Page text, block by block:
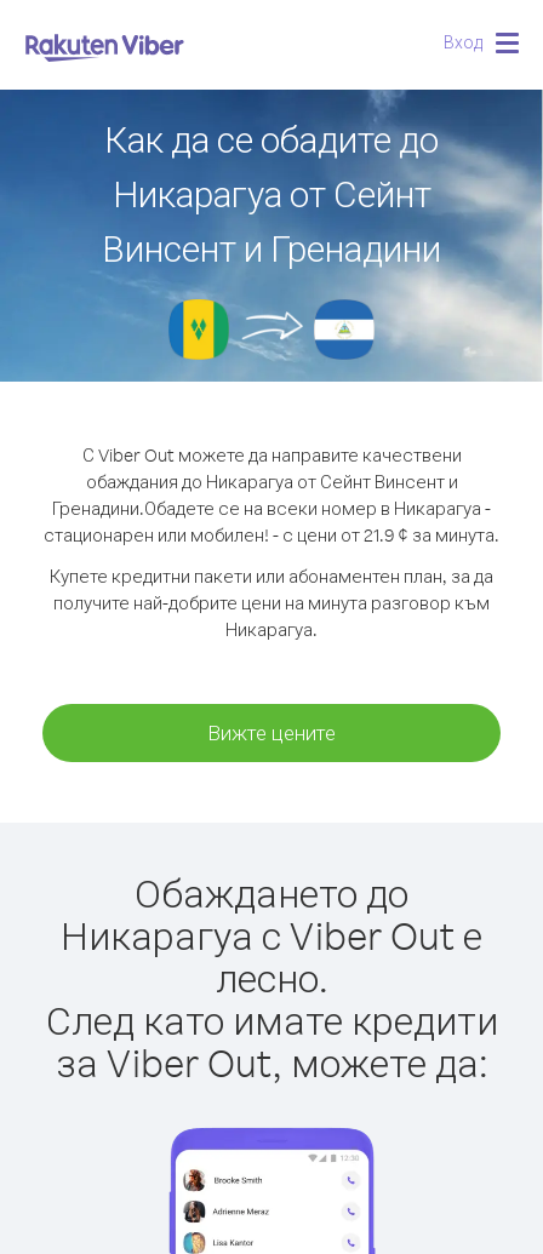
Вход
Как да се обадите до
Никарагуа от Сейнт
Винсент и Гренадини
С Viber Out можете да направите качествени
обаждания до Никарагуа от Сейнт Винсент и
Гренадини.Обадете се на всеки номер в Никарагуа -
стационарен или мобилен! - с цени от 21.9 ¢ за минута.
Купете кредитни пакети или абонаментен план, за да
получите най-добрите цени на минута разговор към
Никарагуа.
Вижте цените
Обаждането до
Никарагуа с Viber Out е
лесно.
След като имате кредити
за Viber Out, можете да: